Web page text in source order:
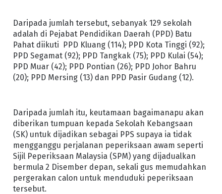
Daripada jumlah tersebut, sebanyak 129 sekolah
adalah di Pejabat Pendidikan Daerah (PPD) Batu
Pahat diikuti PPD Kluang (114); PPD Kota Tinggi (92);
PPD Segamat (92); PPD Tangkak (75); PPD Kulai (54);
PPD Muar (42); PPD Pontian (26); PPD Johor Bahru
(20); PPD Mersing (13) dan PPD Pasir Gudang (12).
Daripada jumlah itu, keutamaan bagaimanapu akan
diberikan tumpuan kepada Sekolah Kebangsaan
(SK) untuk dijadikan sebagai PPS supaya ia tidak
mengganggu perjalanan peperiksaan awam seperti
Sijil Peperiksaan Malaysia (SPM) yang dijadualkan
bermula 2 Disember depan, sekali gus memudahkan
pergerakan calon untuk menduduki peperiksaan
tersebut.